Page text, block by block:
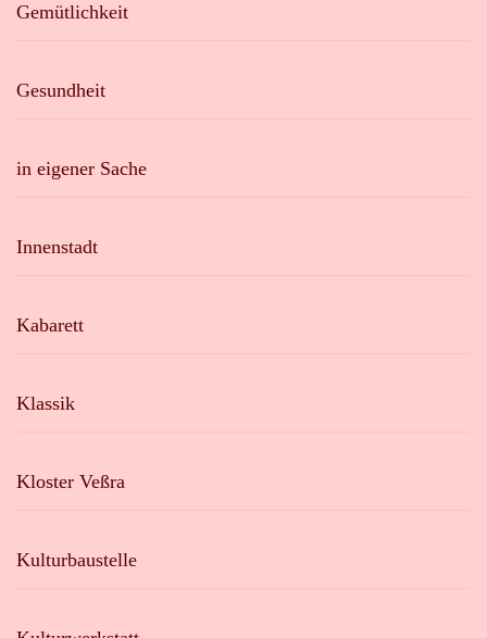
Gemütlichkeit
Gesundheit
in eigener Sache
Innenstadt
Kabarett
Klassik
Kloster Veßra
Kulturbaustelle